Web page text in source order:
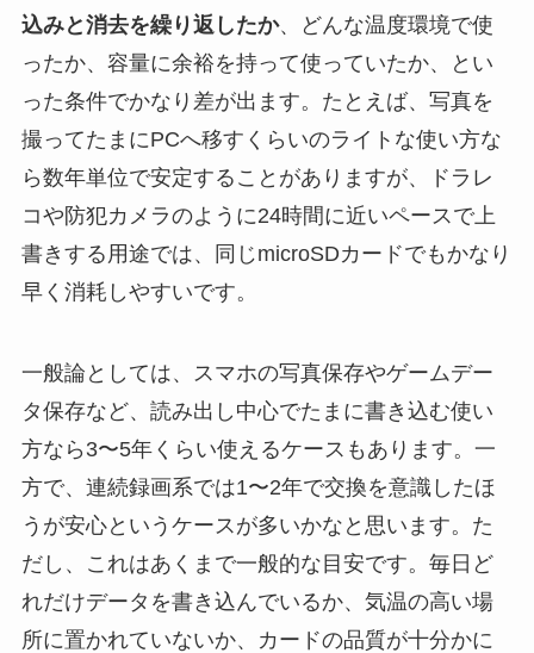
込みと消去を繰り返したか、どんな温度環境で使
ったか、容量に余裕を持って使っていたか、とい
った条件でかなり差が出ます。たとえば、写真を
撮ってたまにPCへ移すくらいのライトな使い方な
ら数年単位で安定することがありますが、ドラレ
コや防犯カメラのように24時間に近いペースで上
書きする用途では、同じmicroSDカードでもかなり
早く消耗しやすいです。
一般論としては、スマホの写真保存やゲームデー
タ保存など、読み出し中心でたまに書き込む使い
方なら3〜5年くらい使えるケースもあります。一
方で、連続録画系では1〜2年で交換を意識したほ
うが安心というケースが多いかなと思います。た
だし、これはあくまで一般的な目安です。毎日ど
れだけデータを書き込んでいるか、気温の高い場
所に置かれていないか、カードの品質が十分かに